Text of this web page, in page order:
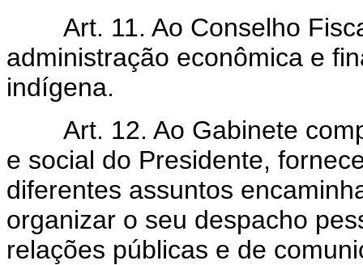
Art. 11. Ao Conselho
administração econômica e
indígena.
Art. 12. Ao Gabinete
e social do Presidente,
diferentes assuntos
organizar o seu despacho
relações públicas e de